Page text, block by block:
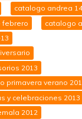
catalogo andrea 14
febrero
catalogo
2013
primavera verano
y celebraciones 2013
2012